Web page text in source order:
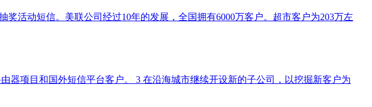
活动短信。美联公司经过10年的发展，全国拥有6000万客户。超市客户为203万左
器项目和国外短信平台客户。 3 在沿海城市继续开设新的子公司，以挖掘新客户为